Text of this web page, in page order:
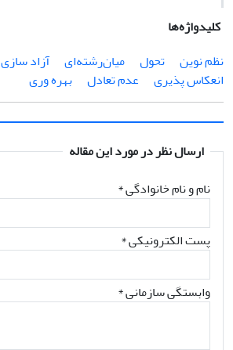
کلیدواژه‌ها
نظم نوین
تحول میان‌رشته‌ای آزاد سازی
انعکاس پذیری
عدم تعادل بهره وری
ارسال نظر در مورد این مقاله
نام و نام خانوادگی*
پست الکترونیکی*
وابستگی سازمانی *